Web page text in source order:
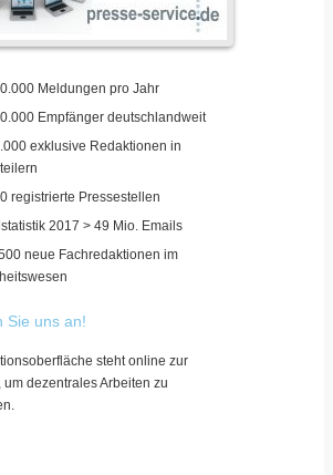
Meldungen pro Jahr
Empfänger deutschlandweit
exklusive Redaktionen in
registrierte Pressestellen
2017 > 49 Mio. Emails
neue Fachredaktionen im
Sie uns an!
steht online zur
um dezentrales Arbeiten zu